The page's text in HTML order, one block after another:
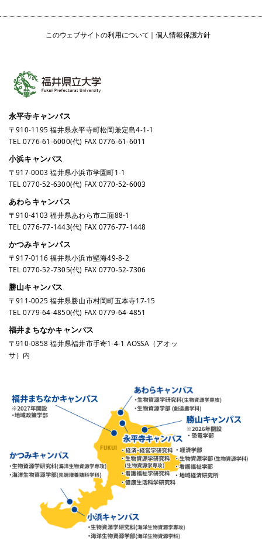
このウェブサイトの利用について 個人情報保護方針
永平寺キャンパス
〒910-1195 福井県永平寺町松岡兼定島4-1-1
TEL 0776-61-6000(代) FAX 0776-61-6011
小浜キャンパス
〒917-0003 福井県小浜市学園町1-1
TEL 0770-52-6300(代) FAX 0770-52-6003
あわらキャンパス
〒910-4103 福井県あわら市二面88-1
TEL 0776-77-1443(代) FAX 0776-77-1448
かつみキャンパス
〒917-0116 福井県小浜市堅海49-8-2
TEL 0770-52-7305(代) FAX 0770-52-7306
勝山キャンパス
〒911-0025 福井県勝山市村岡町五本寺17-15
TEL 0779-64-4850(代) FAX 0779-64-4851
福井まちなかキャンパス
〒910-0858 福井県福井市手寄1-4-1 AOSSA（アオッ
サ）内